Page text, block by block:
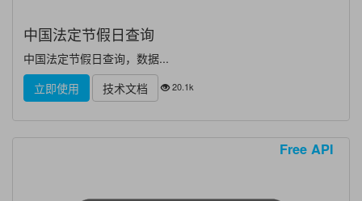
中国法定节假日查询
中国法定节假日查询，数据...
立即使用
技术文档 20.1k
Free API